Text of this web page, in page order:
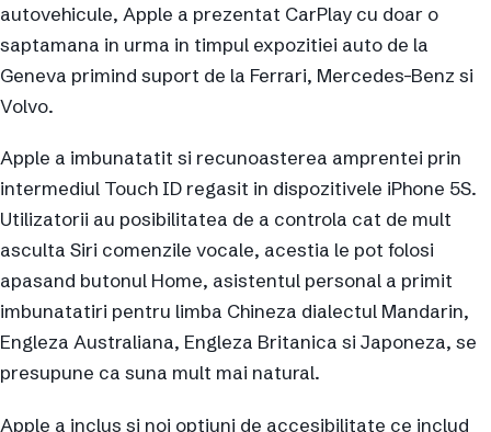
autovehicule, Apple a prezentat CarPlay cu doar o
saptamana in urma in timpul expozitiei auto de la
Geneva primind suport de la Ferrari, Mercedes-Benz si
Volvo.
Apple a imbunatatit si recunoasterea amprentei prin
intermediul Touch ID regasit in dispozitivele iPhone 5S.
Utilizatorii au posibilitatea de a controla cat de mult
asculta Siri comenzile vocale, acestia le pot folosi
apasand butonul Home, asistentul personal a primit
imbunatatiri pentru limba Chineza dialectul Mandarin,
Engleza Australiana, Engleza Britanica si Japoneza, se
presupune ca suna mult mai natural.
Apple a inclus si noi optiuni de accesibilitate ce includ